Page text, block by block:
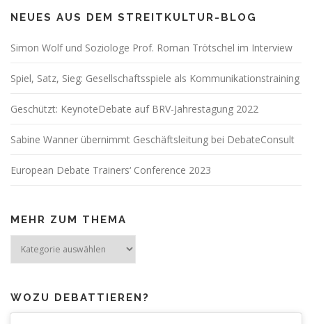
NEUES AUS DEM STREITKULTUR-BLOG
Simon Wolf und Soziologe Prof. Roman Trötschel im Interview
Spiel, Satz, Sieg: Gesellschaftsspiele als Kommunikationstraining
Geschützt: KeynoteDebate auf BRV-Jahrestagung 2022
Sabine Wanner übernimmt Geschäftsleitung bei DebateConsult
European Debate Trainers‘ Conference 2023
MEHR ZUM THEMA
zum
WOZU DEBATTIEREN?